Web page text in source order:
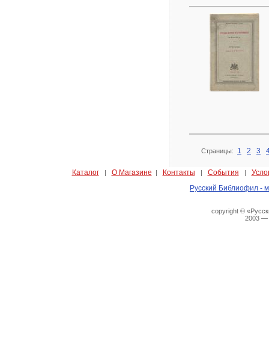
Страницы: 1 2 3
Каталог| О Магазине | Контакты | События |
Русский Библиофил -
copyright ©
2003 —